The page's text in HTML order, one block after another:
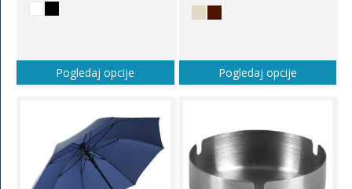
Pogledaj opcije Pogledaj opcije